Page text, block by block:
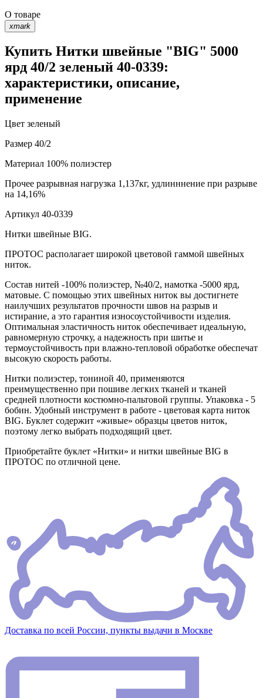
О товаре
xmark
Купить Нитки швейные "BIG" 5000
ярд 40/2 зеленый 40-0339:
характеристики, описание,
применение
Цвет зеленый
Размер 40/2
Материал 100% полиэстер
Прочее разрывная нагрузка 1,137кг, удлинннение при разрыве
на 14,16%
Артикул 40-0339
Нитки швейные BIG.
ПРОТОС располагает широкой цветовой гаммой швейных
ниток.
Состав нитей -100% полиэстер, №40/2, намотка -5000 ярд,
матовые. С помощью этих швейных ниток вы достигнете
наилучших результатов прочности швов на разрыв и
истирание, а это гарантия износоустойчивости изделия.
Оптимальная эластичность ниток обеспечивает идеальную,
равномерную строчку, а надежность при шитье и
термоустойчивость при влажно-тепловой обработке обеспечат
высокую скорость работы.
Нитки полиэстер, тониной 40, применяются
преимущественно при пошиве легких тканей и тканей
средней плотности костюмно-пальтовой группы. Упаковка - 5
бобин. Удобный инструмент в работе - цветовая карта ниток
BIG. Буклет содержит «живые» образцы цветов ниток,
поэтому легко выбрать подходящий цвет.
Приобретайте буклет «Нитки» и нитки швейные BIG в
ПРОТОС по отличной цене.
Доставка по всей России, пункты выдачи в Москве